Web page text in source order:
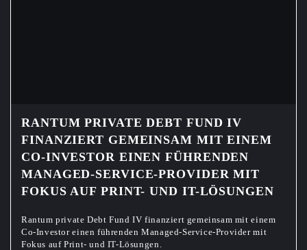
RANTUM PRIVATE DEBT FUND IV
FINANZIERT GEMEINSAM MIT EINEM
CO-INVESTOR EINEN FÜHRENDEN
MANAGED-SERVICE-PROVIDER MIT
FOKUS AUF PRINT- UND IT-LÖSUNGEN
Rantum private Debt Fund IV finanziert gemeinsam mit einem
Co-Investor einen führenden Managed-Service-Provider mit
Fokus auf Print- und IT-Lösungen.